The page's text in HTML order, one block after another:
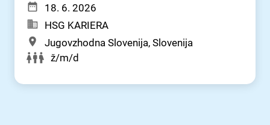
18. 6. 2026
HSG KARIERA
Jugovzhodna Slovenija, Slovenija
ž/m/d